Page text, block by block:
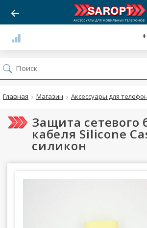
Главная Магазин Аксессуары для
Защита сетевого
кабеля Silicone
силикон